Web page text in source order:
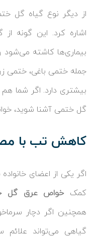
از دیگر نوع گیاه گل
اشاره کرد. این گونه
بیماری‌ها کاشته می‌شود
جمله ختمی باغی، ختمی
بیشتری دارد. اگر شما
گل ختمی آشنا شوید،
کاهش تب با
اگر یکی از اعضای
کمکخواص عرق گل
همچنین اگر دچار
گیاهی می‌تواند علائم